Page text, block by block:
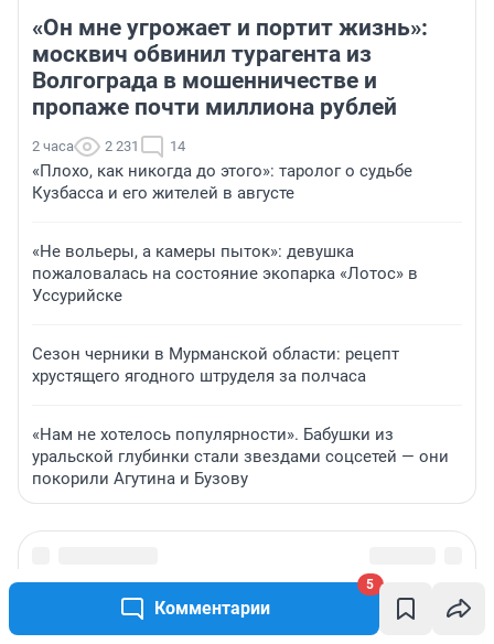
Комментарии
5
«Он мне угрожает и портит жизнь»:
москвич обвинил турагента из
Волгограда в мошенничестве и
пропаже почти миллиона рублей
2 часа 2 231 14
«Плохо, как никогда до этого»: таролог о судьбе
Кузбасса и его жителей в августе
«Не вольеры, а камеры пыток»: девушка
пожаловалась на состояние экопарка «Лотос» в
Уссурийске
Сезон черники в Мурманской области: рецепт
хрустящего ягодного штруделя за полчаса
«Нам не хотелось популярности». Бабушки из
уральской глубинки стали звездами соцсетей — они
покорили Агутина и Бузову